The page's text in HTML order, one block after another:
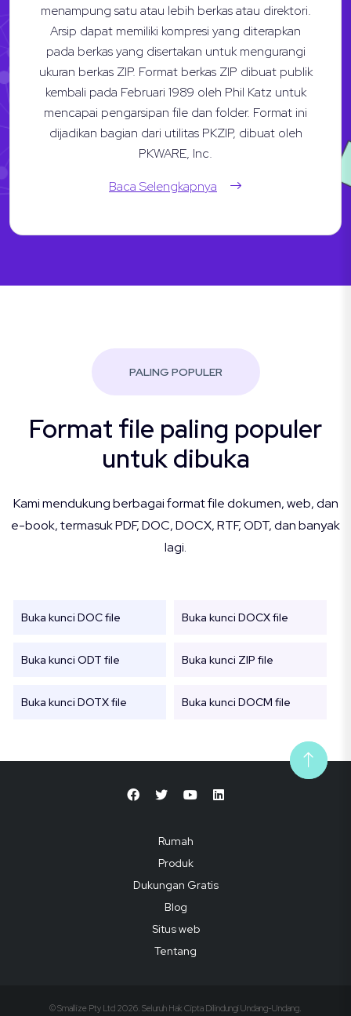
menampung satu atau lebih berkas atau direktori.
Arsip dapat memiliki kompresi yang diterapkan
pada berkas yang disertakan untuk mengurangi
ukuran berkas ZIP. Format berkas ZIP dibuat publik
kembali pada Februari 1989 oleh Phil Katz untuk
mencapai pengarsipan file dan folder. Format ini
dijadikan bagian dari utilitas PKZIP, dibuat oleh
PKWARE, Inc.
Baca Selengkapnya
PALING POPULER
Format file paling populer
untuk dibuka
Kami mendukung berbagai format file dokumen, web, dan
e-book, termasuk PDF, DOC, DOCX, RTF, ODT, dan banyak
lagi.
Buka kunci DOC file Buka kunci DOCX file
Buka kunci ODT file Buka kunci ZIP file
Buka kunci DOTX file Buka kunci DOCM file
Rumah
Produk
Dukungan Gratis
Blog
Situs web
Tentang
© Smallize Pty Ltd 2026. Seluruh Hak Cipta Dilindungi Undang-Undang.